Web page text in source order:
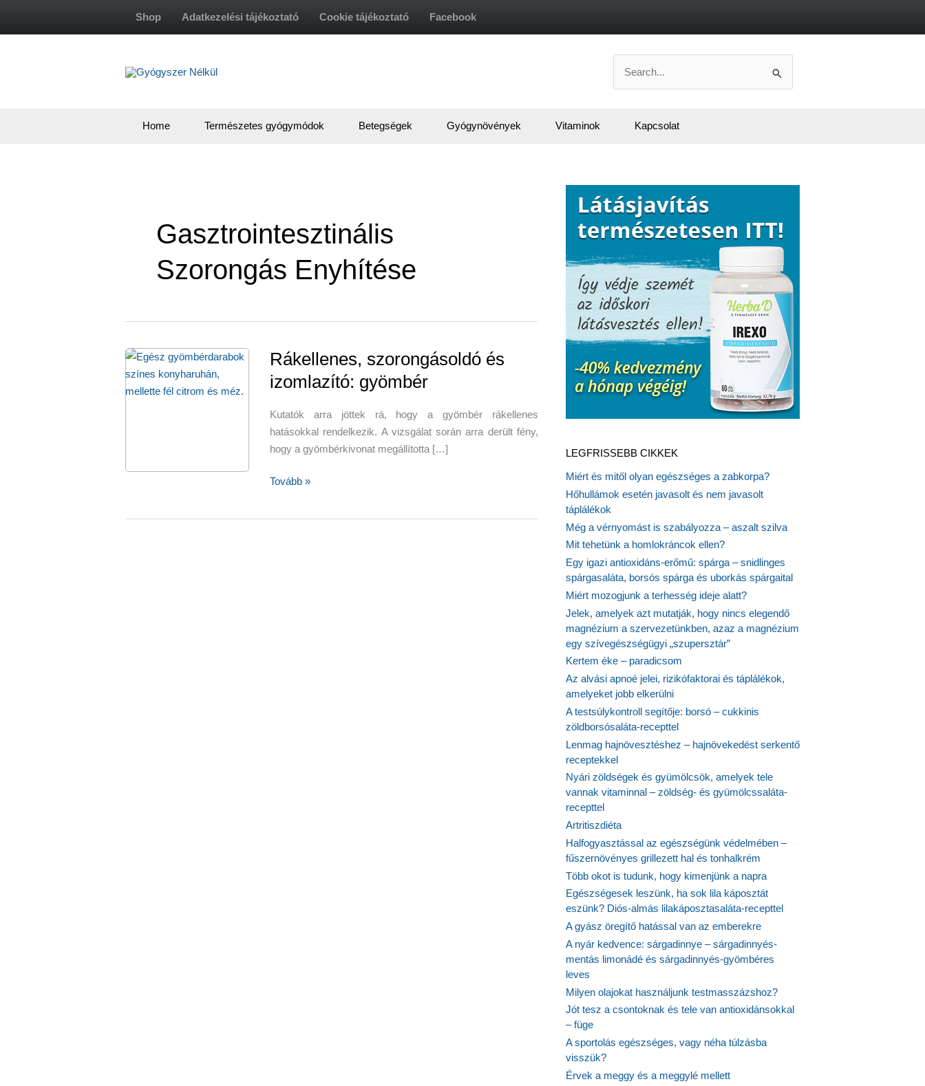
Shop Adatkezelési tájékoztató Cookie tájékoztató Facebook
for:
Home Természetes gyógymódok Betegségek Gyógynövények Vitaminok Kapcsolat
Gasztrointesztinális
Szorongás Enyhítése
Rákellenes, szorongásoldó és
izomlazító: gyömbér
Kutatók arra jöttek rá, hogy a gyömbér rákellenes
hatásokkal rendelkezik. A vizsgálat során arra derült fény,
hogy a gyömbérkivonat megállította […]
Rákellenes,
Tovább »
LEGFRISSEBB CIKKEK
Miért és mitől olyan egészséges a zabkorpa?
Hőhullámok esetén javasolt és nem javasolt
táplálékok
Még a vérnyomást is szabályozza – aszalt szilva
Mit tehetünk a homlokráncok ellen?
Egy igazi antioxidáns-erőmű: spárga – snidlinges
spárgasaláta, borsós spárga és uborkás spárgaital
Miért mozogjunk a terhesség ideje alatt?
Jelek, amelyek azt mutatják, hogy nincs elegendő
magnézium a szervezetünkben, azaz a magnézium
egy szívegészségügyi „szupersztár”
Kertem éke – paradicsom
Az alvási apnoé jelei, rizikófaktorai és táplálékok,
amelyeket jobb elkerülni
A testsúlykontroll segítője: borsó – cukkinis
zöldborsósaláta-recepttel
Lenmag hajnövesztéshez – hajnövekedést serkentő
receptekkel
Nyári zöldségek és gyümölcsök, amelyek tele
vannak vitaminnal – zöldség- és gyümölcssaláta-
recepttel
Artritiszdiéta
Halfogyasztással az egészségünk védelmében –
fűszernövényes grillezett hal és tonhalkrém
Több okot is tudunk, hogy kimenjünk a napra
Egészségesek leszünk, ha sok lila káposztát
eszünk? Diós-almás lilakáposztasaláta-recepttel
A gyász öregítő hatással van az emberekre
A nyár kedvence: sárgadinnye – sárgadinnyés-
mentás limonádé és sárgadinnyés-gyömbéres
leves
Milyen olajokat használjunk testmasszázshoz?
Jót tesz a csontoknak és tele van antioxidánsokkal
– füge
A sportolás egészséges, vagy néha túlzásba
visszük?
Érvek a meggy és a meggylé mellett